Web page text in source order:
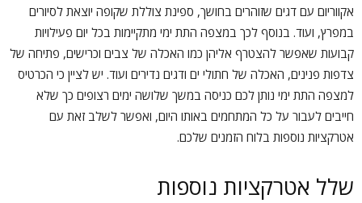
אקווריום עם דגים שזוהרים בחושך, ספינת צוללת שקופה יוצאת לסיורים
במפרץ, ועוד. בנוסף לכך במצפה התת ימי מתקיימות בכל יום פעילויות
קבועות שאפשר להצטרף אליהן כמו האכלה של צבים וכרישים, פתיחה של
צדפות פנינים, האכלה של חתולי ים ודגים נדירים ועוד. יש לציין כי הכרטיס
למצפה התת ימי נותן לכם כניסה במשך שלושה ימים רצופים כך שלא
חייבים לעבור על כל המתחמים באותו היום, ואפשר לשלב זאת עם
אטרקציות נוספות בלוח הזמנים שלכם.
שלל אטרקציות נוספות